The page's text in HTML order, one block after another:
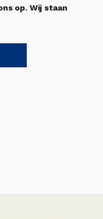
op. Wij staan